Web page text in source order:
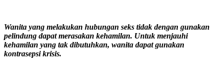
Wanita yang melakukan hubungan seks tidak dengan gunakan
pelindung dapat merasakan kehamilan. Untuk menjauhi
kehamilan yang tak dibutuhkan, wanita dapat gunakan
kontrasepsi krisis.